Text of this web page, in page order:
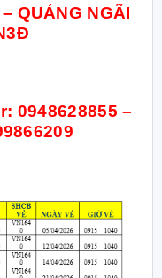
QUẢNG NGÃI
0948628855 –